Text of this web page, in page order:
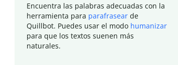
Encuentra las palabras adecuadas con la
herramienta para parafrasear de
Quillbot. Puedes usar el modo humanizar
para que los textos suenen más
naturales.